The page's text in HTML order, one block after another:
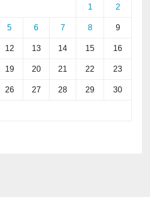
1 2
5 6 7 8 9
12 13 14 15 16
19 20 21 22 23
26 27 28 29 30